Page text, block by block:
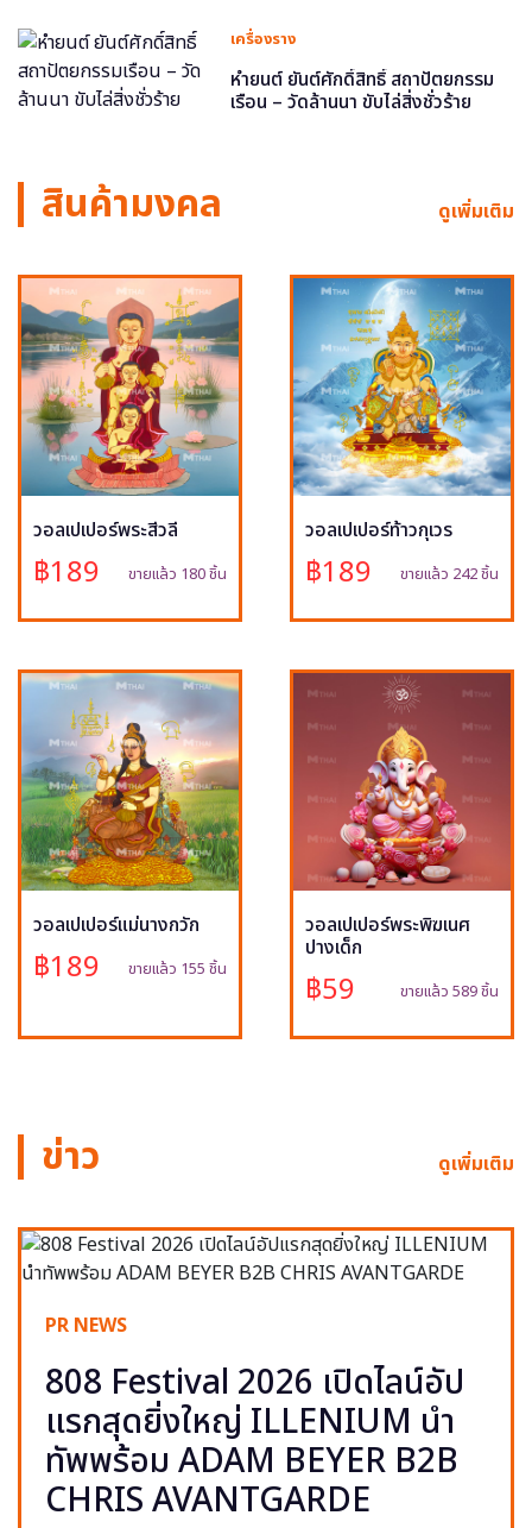
เครื่องราง
หำยนต์ ยันต์ศักดิ์สิทธิ์ สถาปัตยกรรม
เรือน – วัดล้านนา ขับไล่สิ่งชั่วร้าย
สินค้ามงคล ดูเพิ่มเติม
วอลเปเปอร์พระสีวลี
฿189 ขายแล้ว 180 ชิ้น
วอลเปเปอร์ท้าวกุเวร
฿189 ขายแล้ว 242 ชิ้น
วอลเปเปอร์แม่นางกวัก
฿189 ขายแล้ว 155 ชิ้น
วอลเปเปอร์พระพิฆเนศ
ปางเด็ก
฿59 ขายแล้ว 589 ชิ้น
ข่าว ดูเพิ่มเติม
PR NEWS
808 Festival 2026 เปิดไลน์อัป
แรกสุดยิ่งใหญ่ ILLENIUM นำ
ทัพพร้อม ADAM BEYER B2B
CHRIS AVANTGARDE